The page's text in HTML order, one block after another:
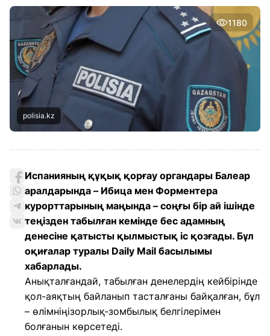
1180
polisia.kz
Испанияның құқық қорғау органдары Балеар
аралдарында – Ибица мен Форментера
курорттарының маңында – соңғы бір ай ішінде
теңізден табылған кемінде бес адамның
денесіне қатысты қылмыстық іс қозғады. Бұл
оқиғалар туралы Daily Mail басылымы
хабарлады.
Анықталғандай, табылған денелердің кейбірінде
қол-аяқтың байланып тасталғаны байқалған, бұл
– өлімніңізорлық-зомбылық белгілерімен
болғанын көрсетеді.